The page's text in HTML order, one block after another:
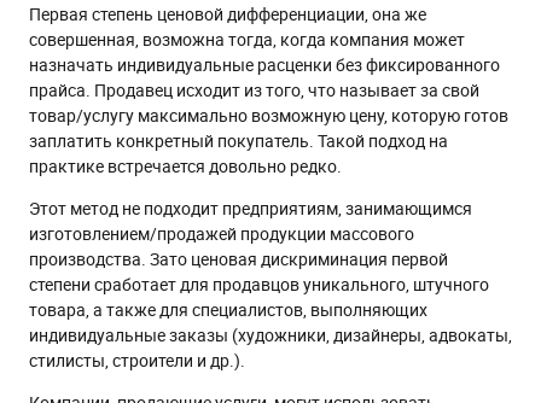
Первая степень ценовой дифференциации, она же
совершенная, возможна тогда, когда компания может
назначать индивидуальные расценки без фиксированного
прайса. Продавец исходит из того, что называет за свой
товар/услугу максимально возможную цену, которую готов
заплатить конкретный покупатель. Такой подход на
практике встречается довольно редко.
Этот метод не подходит предприятиям, занимающимся
изготовлением/продажей продукции массового
производства. Зато ценовая дискриминация первой
степени сработает для продавцов уникального, штучного
товара, а также для специалистов, выполняющих
индивидуальные заказы (художники, дизайнеры, адвокаты,
стилисты, строители и др.).